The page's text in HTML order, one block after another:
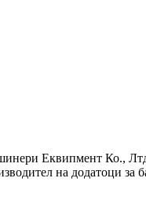
Еквипмент Ко.,
на додатоци за